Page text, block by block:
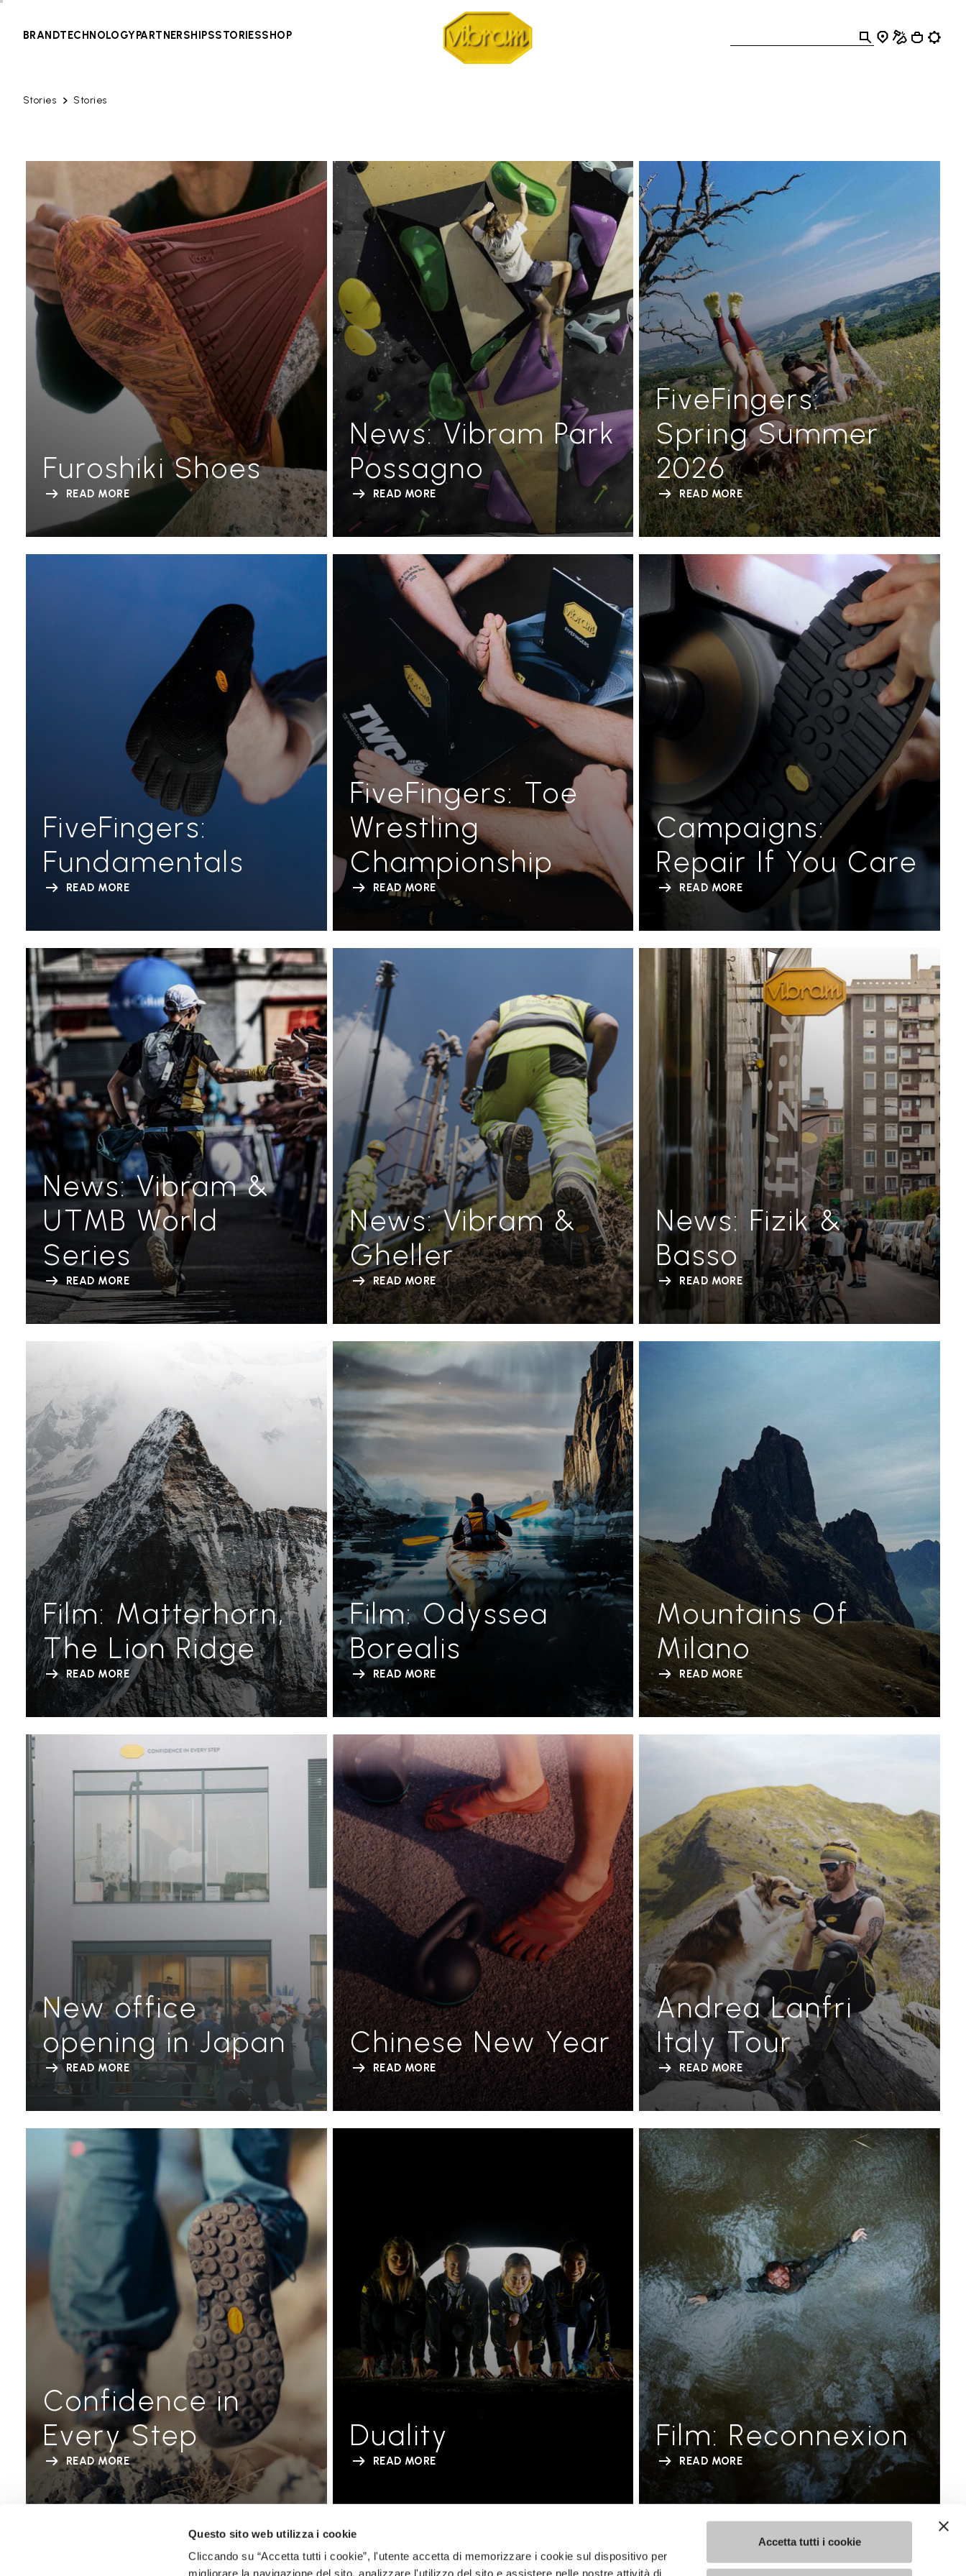
Questo sito web utilizza i cookie
Cliccando su “Accetta tutti i cookie”, l'utente accetta di memorizzare i cookie sul dispositivo per
migliorare la navigazione del sito, analizzare l'utilizzo del sito e assistere nelle nostre attività di
Accetta tutti i cookie
BRANDTECHNOLOGYPARTNERSHIPSSTORIESSHOP
Stories Stories
Furoshiki Shoes
READ MORE
News: Vibram Park
Possagno
READ MORE
FiveFingers:
Spring Summer
2026
READ MORE
FiveFingers:
Fundamentals
READ MORE
FiveFingers: Toe
Wrestling
Championship
READ MORE
Campaigns:
Repair If You Care
READ MORE
News: Vibram &
UTMB World
Series
READ MORE
News: Vibram &
Gheller
READ MORE
News: Fizik &
Basso
READ MORE
Film: Matterhorn,
The Lion Ridge
READ MORE
Film: Odyssea
Borealis
READ MORE
Mountains Of
Milano
READ MORE
New office
opening in Japan
READ MORE
Chinese New Year
READ MORE
Andrea Lanfri
Italy Tour
READ MORE
Confidence in
Every Step
READ MORE
Duality
READ MORE
Film: Reconnexion
READ MORE